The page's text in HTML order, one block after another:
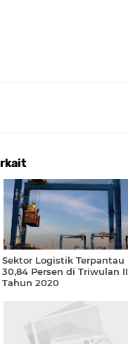
Sektor Logistik Terpantau
30,84 Persen di Triwulan II
Tahun 2020